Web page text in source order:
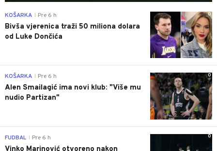
0
KOŠARKA Pre 6 h
Bivša vjerenica traži 50 miliona dolara
od Luke Dončića
0
KOŠARKA Pre 6 h
Alen Smailagić ima novi klub: "Više mu
nudio Partizan"
0
FUDBAL Pre 6 h